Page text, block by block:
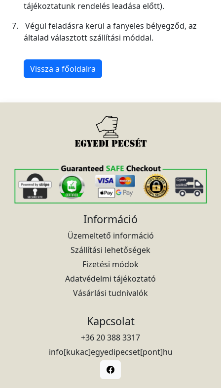
tájékoztatunk rendelés leadása előtt).
7.
Végül feladásra kerül a fanyeles bélyegződ, az
általad választott szállítási móddal.
Vissza a főoldalra
Információ
Üzemeltető információ
Szállítási lehetőségek
Fizetési módok
Adatvédelmi tájékoztató
Vásárlási tudnivalók
Kapcsolat
+36 20 388 3317
info[kukac]egyedipecset[pont]hu